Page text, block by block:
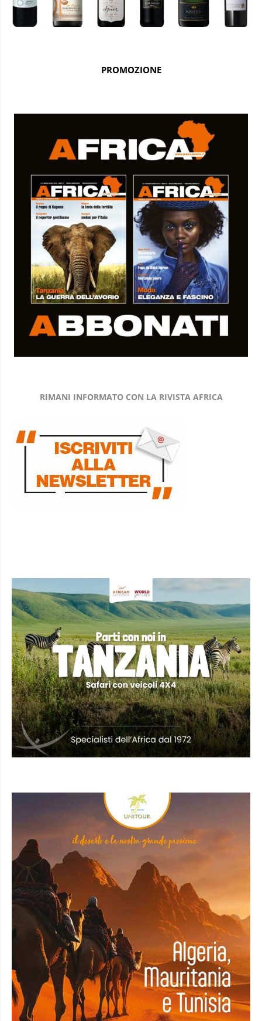
PROMOZIONE
RIMANI INFORMATO CON LA RIVISTA AFRICA